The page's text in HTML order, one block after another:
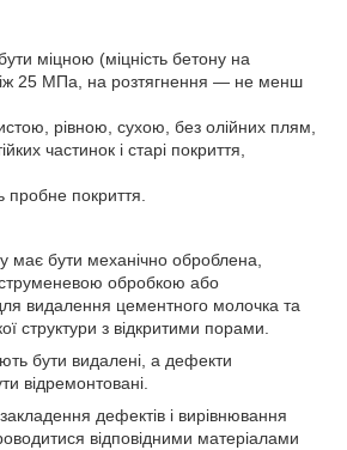
міцною (міцність бетону на
25 МПа, на розтягнення — не менш
рівною, сухою, без олійних плям,
частинок і старі покриття,
пробне покриття.
має бути механічно оброблена,
обробкою або
видалення цементного молочка та
структури з відкритими порами.
бути видалені, а дефекти
відремонтовані.
дефектів і вирівнювання
відповідними матеріалами